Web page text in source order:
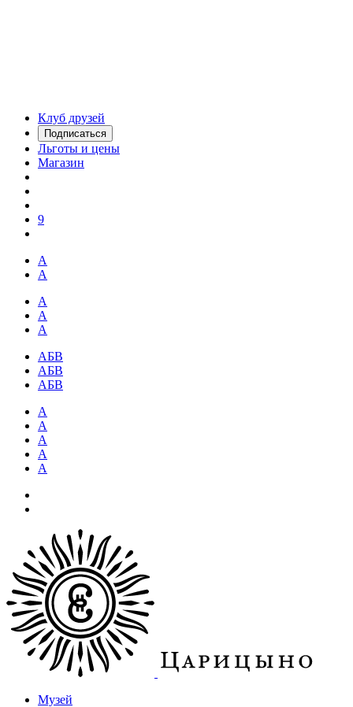
Клуб друзей
Подписаться
Льготы и цены
Магазин
9
А
А
А
А
А
АБВ
АБВ
АБВ
А
А
А
А
А
Музей